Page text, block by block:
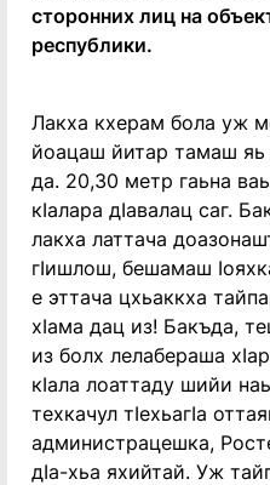
сторонних лиц на
республики.
Лакха кхерам бола уж
йоацаш йитар тамаш яь
да. 20,30 метр гаьна
кIалара дIавалац саг.
лакха латтача
гIишлош, бешамаш
е эттача цхьаккха
хIама дац из! Бакъда,
из болх лелабераша
кIала лоаттаду шийи
техкачул тIехьагIа
администрацешка,
дIа-хьа яхийтай. Уж